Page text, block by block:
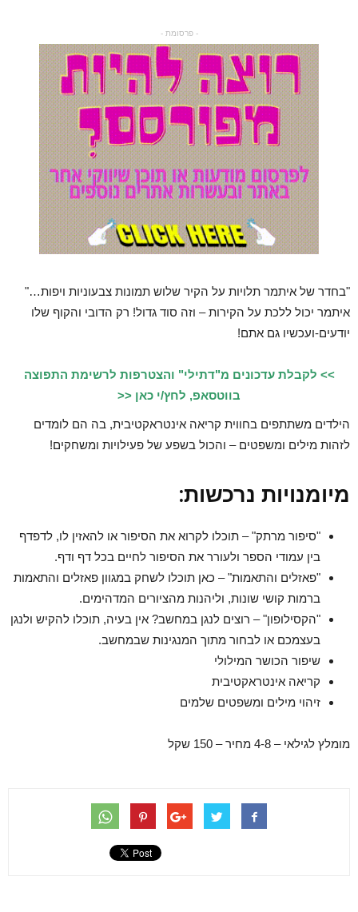
- פרסומת -
"בחדר של איתמר תלויות על הקיר שלוש תמונות צבעוניות ויפות…"
איתמר יכול ללכת על הקירות – וזה סוד גדול! רק הדובי והקוף שלו
יודעים-ועכשיו גם אתם!
>> לקבלת עדכונים מ"דתילי" והצטרפות לרשימת התפוצה
בווטסאפ, לחץ/י כאן <<
הילדים משתתפים בחווית קריאה אינטראקטיבית, בה הם לומדים
לזהות מילים ומשפטים – והכול בשפע של פעילויות ומשחקים!
מיומנויות נרכשות:
"סיפור מרתק" – תוכלו לקרוא את הסיפור או להאזין לו, לדפדף
בין עמודי הספר ולעורר את הסיפור לחיים בכל דף ודף.
"פאזלים והתאמות" – כאן תוכלו לשחק במגוון פאזלים והתאמות
ברמות קושי שונות, וליהנות מהציורים המדהימים.
"הקסילופון" – רוצים לנגן במחשב? אין בעיה, תוכלו להקיש ולנגן
בעצמכם או לבחור מתוך המנגינות שבמחשב.
שיפור הכושר המילולי
קריאה אינטראקטיבית
זיהוי מילים ומשפטים שלמים
מומלץ לגילאי – 4-8 מחיר – 150 שקל